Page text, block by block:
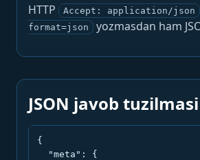
HTTP
Accept: application/json
format=json
yozmasdan ham
JSON javob tuzilmasi
{
  "meta": {